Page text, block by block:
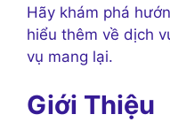
Hãy khám phá
hiểu thêm về dịch
vụ mang lại.
Giới Thiệu